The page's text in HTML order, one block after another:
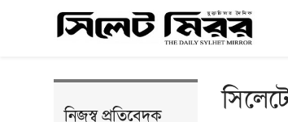
নিজস্ব প্রতিবেদক